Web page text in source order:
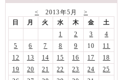
< 2013年5月 >
日
月 火 水 木 金
土
1
2 3
4
5
6 7 8 9 10
11
12
13 14 15 16 17
18
19
20 21 22 23 24
25